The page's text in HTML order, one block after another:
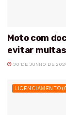
Moto com
evitar
30 DE JUNHO DE